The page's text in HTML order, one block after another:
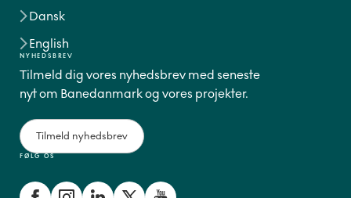
Dansk
English
FØLG OS
NYHEDSBREV
Tilmeld dig vores nyhedsbrev med seneste
nyt om Banedanmark og vores projekter.
Tilmeld nyhedsbrev